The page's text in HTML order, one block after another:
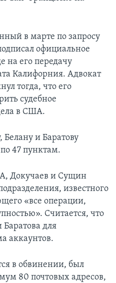
в марте по запросу
официальное
на его передачу
Калифорния. Адвокат
тогда, что его
судебное
в США.
Белану и Баратову
47 пунктам.
Докучаев и Сущин
известного
«все операции,
Считается, что
для
аккаунтов.
в обвинении, был
80 почтовых адресов,